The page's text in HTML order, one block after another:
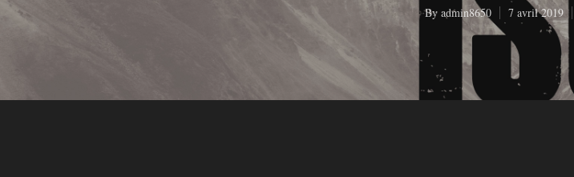
By admin8650 7 avril 2019